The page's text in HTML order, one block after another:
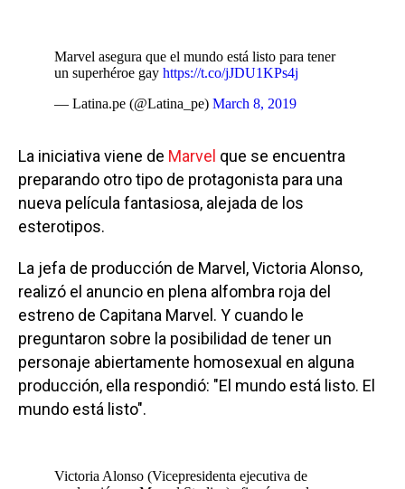
Marvel asegura que el mundo está listo para tener
un superhéroe gay https://t.co/jJDU1KPs4j
— Latina.pe (@Latina_pe) March 8, 2019
La iniciativa viene de Marvel que se encuentra
preparando otro tipo de protagonista para una
nueva película fantasiosa, alejada de los
esterotipos.
La jefa de producción de Marvel, Victoria Alonso,
realizó el anuncio en plena alfombra roja del
estreno de Capitana Marvel. Y cuando le
preguntaron sobre la posibilidad de tener un
personaje abiertamente homosexual en alguna
producción, ella respondió: "El mundo está listo. El
mundo está listo".
Victoria Alonso (Vicepresidenta ejecutiva de